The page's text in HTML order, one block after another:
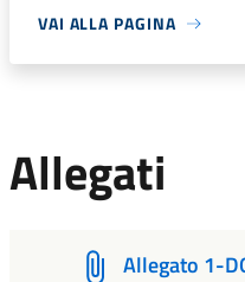
VAI ALLA PAGINA
Allegati
Allegato 1-